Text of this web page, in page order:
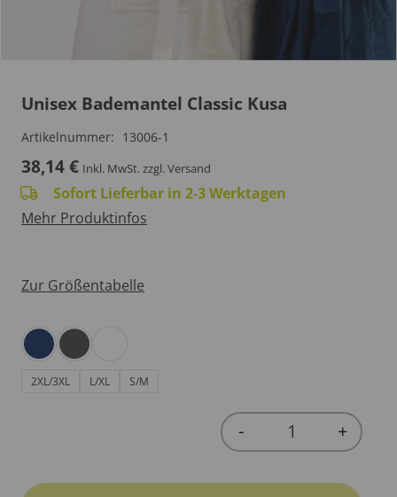
Unisex Bademantel Classic Kusa
Artikelnummer: 13006-1
38,14€ Inkl. MwSt.zzgl. Versand
Sofort Lieferbar in 2-3 Werktagen
Mehr Produktinfos
Zur Größentabelle
2XL/3XL L/XL S/M
Quantity
- +